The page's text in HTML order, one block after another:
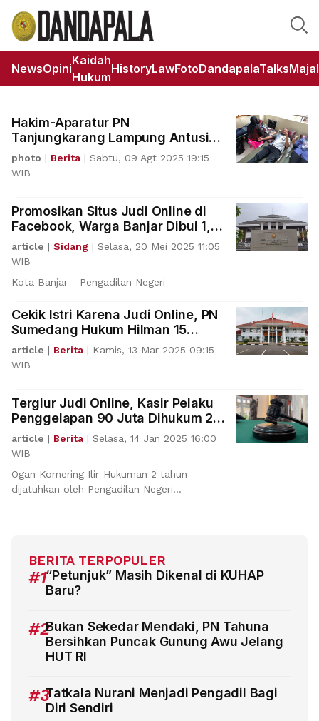
NewsOpini
Kaidah
Hukum
HistoryLawFotoDandapalaTalks
Hakim-Aparatur PN
Tanjungkarang Lampung Antusias
Ikuti Donor Darah HUT RI-MA
photo | Berita | Sabtu, 09 Agt 2025 19:15
WIB
Promosikan Situs Judi Online di
Facebook, Warga Banjar Dibui 1,5
Tahun
article | Sidang | Selasa, 20 Mei 2025 11:05
WIB
Kota Banjar - Pengadilan Negeri
Cekik Istri Karena Judi Online, PN
Sumedang Hukum Hilman 15
Tahun Penjara
article | Berita | Kamis, 13 Mar 2025 09:15
WIB
Tergiur Judi Online, Kasir Pelaku
Penggelapan 90 Juta Dihukum 2
Tahun
article | Berita | Selasa, 14 Jan 2025 16:00
WIB
Ogan Komering Ilir-Hukuman 2 tahun
dijatuhkan oleh Pengadilan Negeri
BERITA TERPOPULER
#1“Petunjuk” Masih Dikenal di KUHAP
Baru?
#2Bukan Sekedar Mendaki, PN Tahuna
Bersihkan Puncak Gunung Awu Jelang
HUT RI
#3Tatkala Nurani Menjadi Pengadil Bagi
Diri Sendiri